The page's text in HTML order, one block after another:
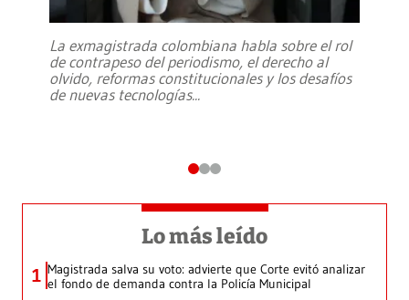
La exmagistrada colombiana habla sobre el rol
de contrapeso del periodismo, el derecho al
olvido, reformas constitucionales y los desafíos
de nuevas tecnologías...
Lo más leído
1 Magistrada salva su voto: advierte que Corte evitó analizar
el fondo de demanda contra la Policía Municipal